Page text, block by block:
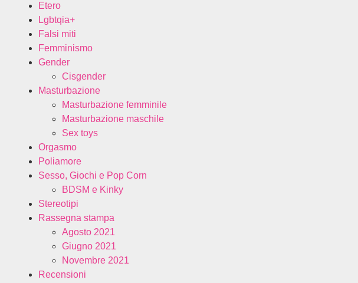
Etero
Lgbtqia+
Falsi miti
Femminismo
Gender
Cisgender
Masturbazione
Masturbazione femminile
Masturbazione maschile
Sex toys
Orgasmo
Poliamore
Sesso, Giochi e Pop Corn
BDSM e Kinky
Stereotipi
Rassegna stampa
Agosto 2021
Giugno 2021
Novembre 2021
Recensioni